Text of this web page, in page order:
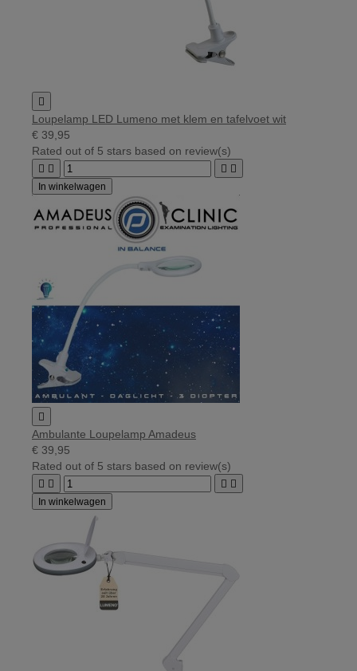

Loupelamp LED Lumeno met klem en tafelvoet wit
€ 39,95
Rated out of 5 stars based on review(s)
   
In winkelwagen

Ambulante Loupelamp Amadeus
€ 39,95
Rated out of 5 stars based on review(s)
   
In winkelwagen